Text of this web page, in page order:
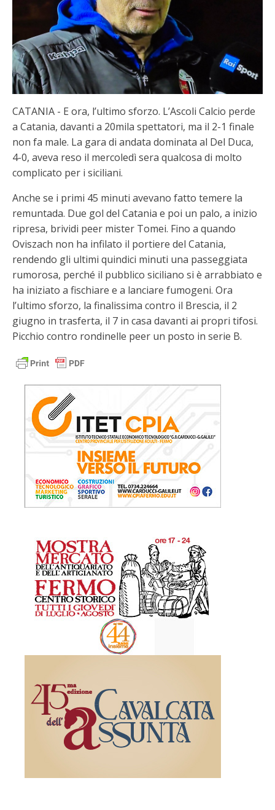
CATANIA - E ora, l’ultimo sforzo. L’Ascoli Calcio perde
a Catania, davanti a 20mila spettatori, ma il 2-1 finale
non fa male. La gara di andata dominata al Del Duca,
4-0, aveva reso il mercoledì sera qualcosa di molto
complicato per i siciliani.
Anche se i primi 45 minuti avevano fatto temere la
remuntada. Due gol del Catania e poi un palo, a inizio
ripresa, brividi peer mister Tomei. Fino a quando
Oviszach non ha infilato il portiere del Catania,
rendendo gli ultimi quindici minuti una passeggiata
rumorosa, perché il pubblico siciliano si è arrabbiato e
ha iniziato a fischiare e a lanciare fumogeni. Ora
l’ultimo sforzo, la finalissima contro il Brescia, il 2
giugno in trasferta, il 7 in casa davanti ai propri tifosi.
Picchio contro rondinelle peer un posto in serie B.